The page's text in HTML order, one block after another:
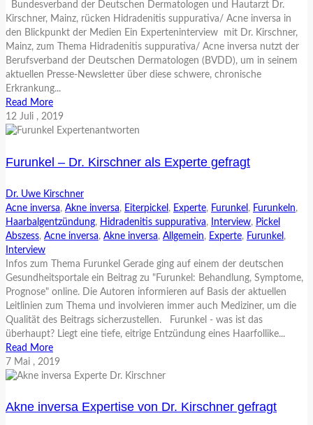
Bundesverband der Deutschen Dermatologen und Hautarzt Dr.
Kirschner, Mainz, rücken Hidradenitis suppurativa/ Acne inversa in
den Blickpunkt der Medien Ein Experteninterview mit Dr. Kirschner,
Mainz, zum Thema Hidradenitis suppurativa/ Acne inversa nutzt der
Berufsverband der Deutschen Dermatologen (BVDD), um in seinem
aktuellen Presse-Newsletter über diese schwere, chronische
Erkrankung...
Read More
12 Juli , 2019
Furunkel – Dr. Kirschner als Experte gefragt
Dr. Uwe Kirschner
Acne inversa, Akne inversa, Eiterpickel , Experte, Furunkel , Furunkeln,
Haarbalgentzündung, Hidradenitis suppurativa, Interview, Pickel
Abszess, Acne inversa, Akne inversa, Allgemein, Experte, Furunkel ,
Interview
Infos zum Thema Furunkel Gerade ging auf einem der deutschen
Gesundheitsportale ein Beitrag zu "Furunkel: Behandlung, Symptome,
Prognose" online. Die Autoren informieren auf Basis der aktuellen
Leitlinien zum Thema und involvieren immer auch Mediziner, um die
Qualität des Beitrags sicherzustellen. Furunkel - was ist das
überhaupt? Liegt eine tiefe, eitrige Entzündung eines Haarfollike...
Read More
7 Mai , 2019
Akne inversa Expertise von Dr. Kirschner gefragt